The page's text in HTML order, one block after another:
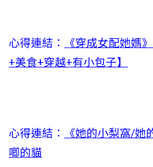
心得連結：
《穿成女配她媽
+美食+穿越+有小包子】
心得連結：
《她的小梨窩/她
唧的貓